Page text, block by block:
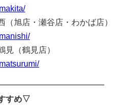
旭店・瀬谷店・わかば店）
見（鶴見店）
すめ▽